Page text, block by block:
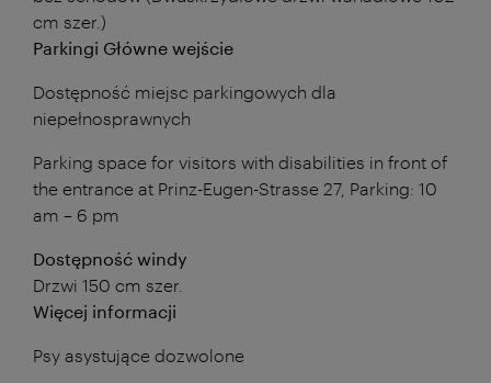
cm szer.)
Parkingi Główne wejście
Dostępność miejsc parkingowych dla
niepełnosprawnych
Parking space for visitors with disabilities in front of
the entrance at Prinz-Eugen-Strasse 27, Parking: 10
am – 6 pm
Dostępność windy
Drzwi 150 cm szer.
Więcej informacji
Psy asystujące dozwolone